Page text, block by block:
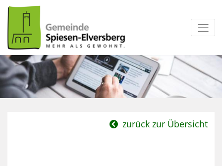
zum Inhalt
zurück zur Übersicht